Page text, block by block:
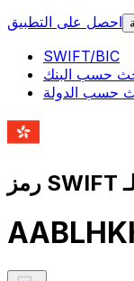
احصل على التطبيق
SWIFT/BIC
حسب البنك
حسب الدولة